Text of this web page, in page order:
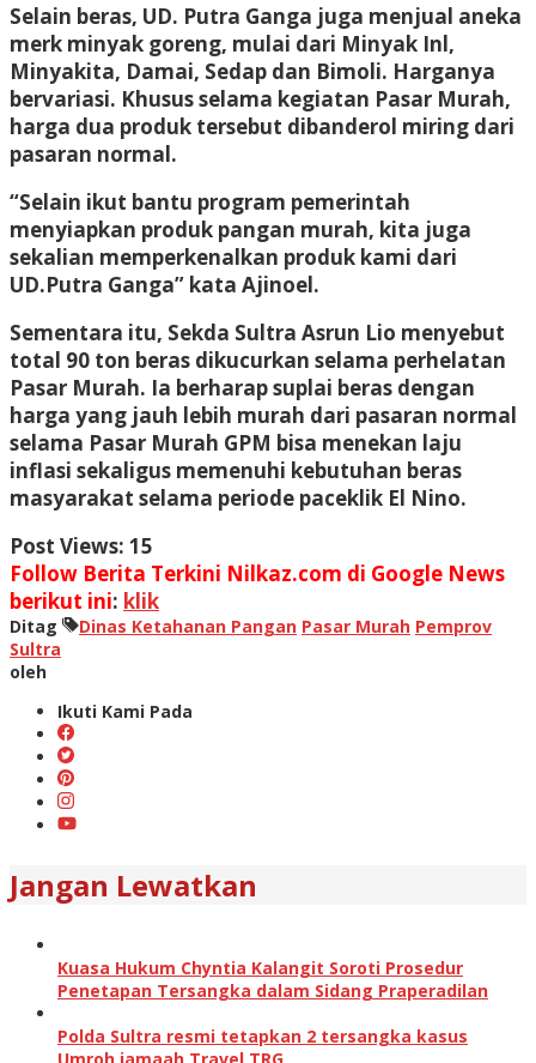
Selain beras, UD. Putra Ganga juga menjual aneka
merk minyak goreng, mulai dari Minyak Inl,
Minyakita, Damai, Sedap dan Bimoli. Harganya
bervariasi. Khusus selama kegiatan Pasar Murah,
harga dua produk tersebut dibanderol miring dari
pasaran normal.
“Selain ikut bantu program pemerintah
menyiapkan produk pangan murah, kita juga
sekalian memperkenalkan produk kami dari
UD.Putra Ganga” kata Ajinoel.
Sementara itu, Sekda Sultra Asrun Lio menyebut
total 90 ton beras dikucurkan selama perhelatan
Pasar Murah. Ia berharap suplai beras dengan
harga yang jauh lebih murah dari pasaran normal
selama Pasar Murah GPM bisa menekan laju
inflasi sekaligus memenuhi kebutuhan beras
masyarakat selama periode paceklik El Nino.
Post Views: 15
Follow Berita Terkini Nilkaz.com di Google News
berikut ini: klik
Ditag Dinas Ketahanan Pangan Pasar Murah Pemprov
Sultra
oleh
Ikuti Kami Pada
Jangan Lewatkan
Kuasa Hukum Chyntia Kalangit Soroti Prosedur
Penetapan Tersangka dalam Sidang Praperadilan
Polda Sultra resmi tetapkan 2 tersangka kasus